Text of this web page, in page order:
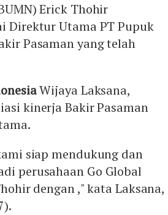
Erick Thohir
Direktur Utama PT Pupuk
Pasaman yang telah
Wijaya Laksana,
kinerja Bakir Pasaman
siap mendukung dan
perusahaan Go Global
dengan ," kata Laksana,